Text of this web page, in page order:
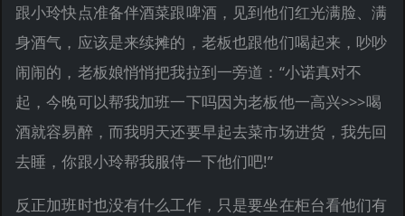
跟小玲快点准备伴酒菜跟啤酒，见到他们红光满脸、满
身酒气，应该是来续摊的，老板也跟他们喝起来，吵吵
闹闹的，老板娘悄悄把我拉到一旁道：“小诺真对不
起，今晚可以帮我加班一下吗因为老板他一高兴>>>喝
酒就容易醉，而我明天还要早起去菜市场进货，我先回
去睡，你跟小玲帮我服侍一下他们吧!”
反正加班时也没有什么工作，只是要坐在柜台看他们有